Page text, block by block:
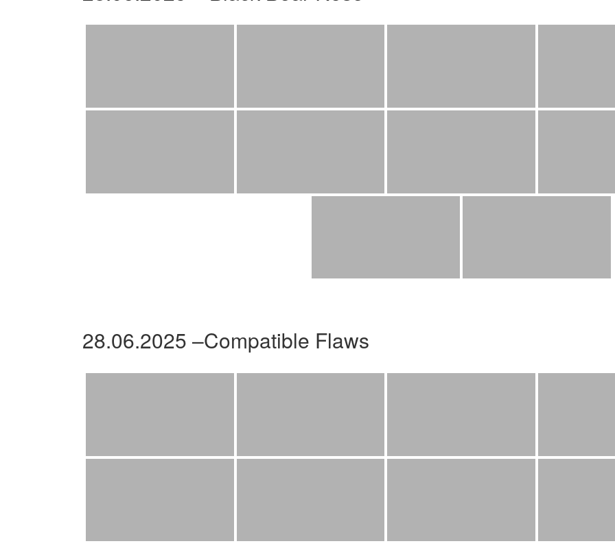
28.06.2025 –Compatible Flaws